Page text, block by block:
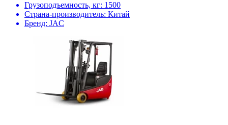
Грузоподъемность, кг: 1500
Страна-производитель: Китай
Бренд: JAC